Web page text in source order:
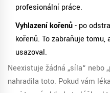
profesionální práce.
Vyhlazení kořenů- po
kořenů. To zabraňuje
usazoval.
Neexistuje žádná „síla“ nebo
nahradila toto. Pokud vám